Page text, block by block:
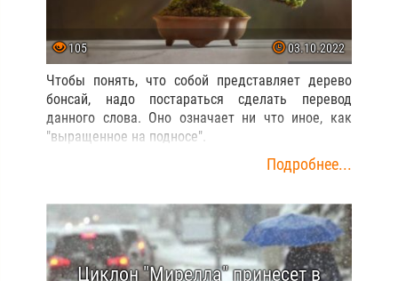
105 03.10.2022
Чтобы понять, что собой представляет дерево
бонсай, надо постараться сделать перевод
данного слова. Оно означает ни что иное, как
"выращенное на подносе".
Подробнее...
Циклон "Мирелла" принесет в